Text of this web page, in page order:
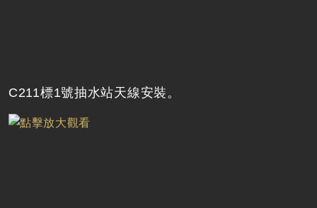
C211標1號抽水站天線安裝。